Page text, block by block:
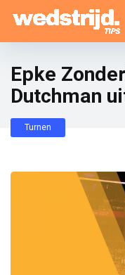
Epke
Dutchman
Turnen